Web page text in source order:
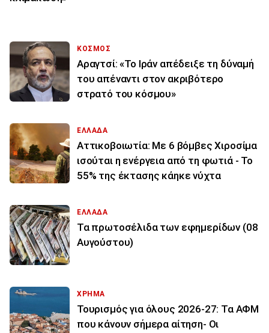
ΚΟΣΜΟΣ
Αραγτσί: «Το Ιράν απέδειξε τη δύναμή
του απέναντι στον ακριβότερο
στρατό του κόσμου»
ΕΛΛΑΔΑ
Αττικοβοιωτία: Με 6 βόμβες Χιροσίμα
ισούται η ενέργεια από τη φωτιά - Το
55% της έκτασης κάηκε νύχτα
ΕΛΛΑΔΑ
Τα πρωτοσέλιδα των εφημερίδων (08
Αυγούστου)
ΧΡΗΜΑ
Τουρισμός για όλους 2026-27: Τα ΑΦΜ
που κάνουν σήμερα αίτηση- Οι